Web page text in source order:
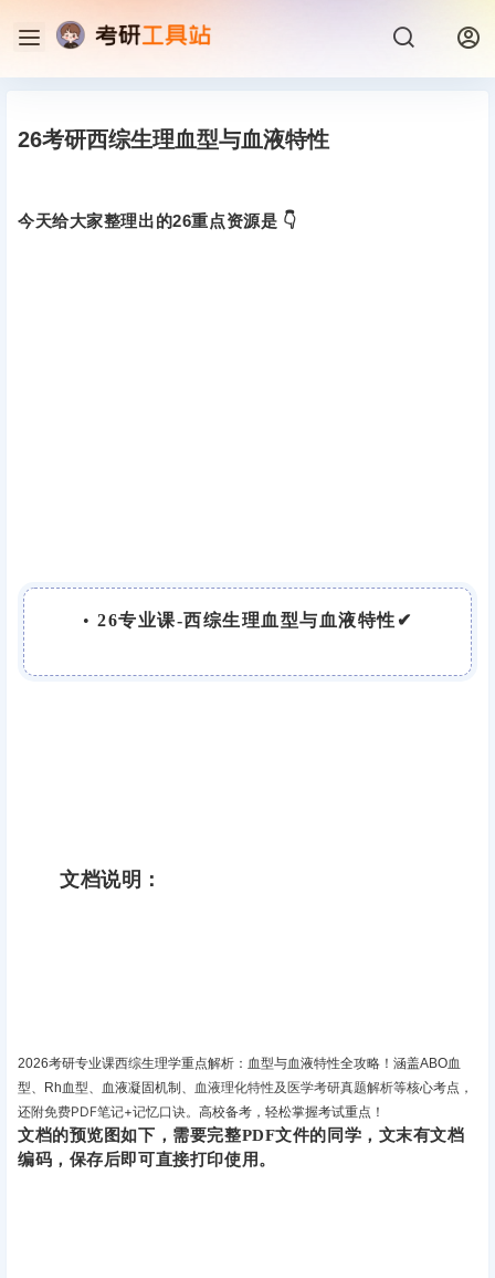
26考研西综生理血型与血液特性
今天给大家整理出的26重点资源是 👇
• 26专业课-西综生理血型与血液特性✔
文档说明：
2026考研专业课西综生理学重点解析：血型与血液特性全攻略！涵盖ABO血
型、Rh血型、血液凝固机制、 血液理化特性及医学考研真题解析等核心考点，
还附免费PDF笔记+记忆口诀。 高校备考，轻松掌握考试重点！
文档的预览图如下，需要完整PDF文件的同学，文末有文档
编码，保存后即可直接打印使用。